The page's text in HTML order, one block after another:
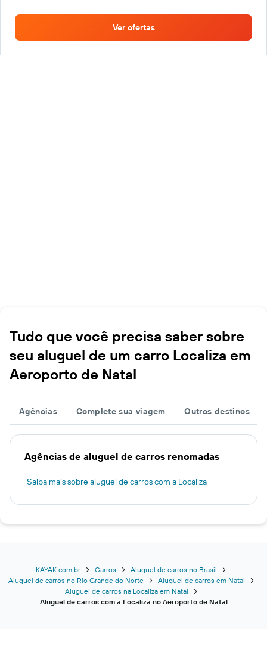
Ver ofertas
Tudo que você precisa saber sobre
seu aluguel de um carro Localiza em
Aeroporto de Natal
Agências Complete sua viagem Outros destinos
Agências de aluguel de carros renomadas
Saiba mais sobre aluguel de carros com a Localiza
KAYAK.com.br Carros
Aluguel de carros no Brasil
Aluguel de carros no Rio Grande do Norte
Aluguel de carros em Natal
Aluguel de carros na Localiza em Natal
Aluguel de carros com a Localiza no Aeroporto de Natal